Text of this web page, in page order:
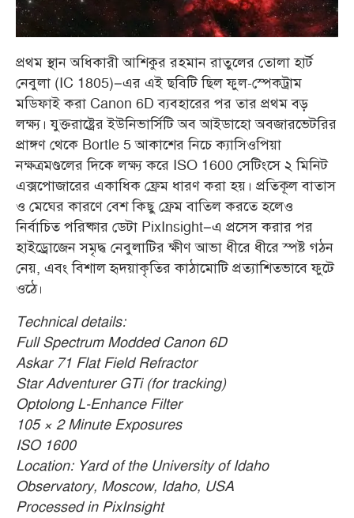
প্রথম স্থান অধিকারী আশিকুর রহমান রাতুলের তোলা হার্ট
নেবুলা (IC 1805)–এর এই ছবিটি ছিল ফুল-স্পেকট্রাম
মডিফাই করা Canon 6D ব্যবহারের পর তার প্রথম বড়
লক্ষ্য। যুক্তরাষ্ট্রের ইউনিভার্সিটি অব আইডাহো অবজারভেটরির
প্রাঙ্গণ থেকে Bortle 5 আকাশের নিচে ক্যাসিওপিয়া
নক্ষত্রমণ্ডলের দিকে লক্ষ্য করে ISO 1600 সেটিংসে ২ মিনিট
এক্সপোজারের একাধিক ফ্রেম ধারণ করা হয়। প্রতিকূল বাতাস
ও মেঘের কারণে বেশ কিছু ফ্রেম বাতিল করতে হলেও
নির্বাচিত পরিষ্কার ডেটা PixInsight–এ প্রসেস করার পর
হাইড্রোজেন সমৃদ্ধ নেবুলাটির ক্ষীণ আভা ধীরে ধীরে স্পষ্ট গঠন
নেয়, এবং বিশাল হৃদয়াকৃতির কাঠামোটি প্রত্যাশিতভাবে ফুটে
ওঠে।
Technical details:
Full Spectrum Modded Canon 6D
Askar 71 Flat Field Refractor
Star Adventurer GTi (for tracking)
Optolong L-Enhance Filter
105 × 2 Minute Exposures
ISO 1600
Location: Yard of the University of Idaho
Observatory, Moscow, Idaho, USA
Processed in PixInsight